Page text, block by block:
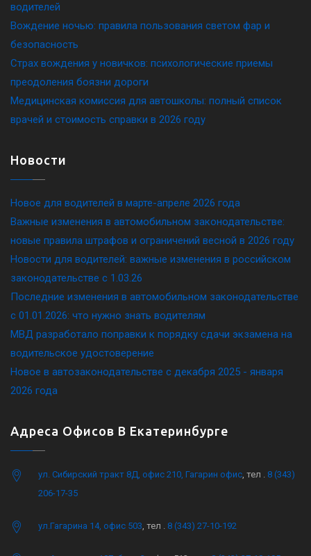
водителей
Вождение ночью: правила пользования светом фар и
безопасность
Страх вождения у новичков: психологические приемы
преодоления боязни дороги
Медицинская комиссия для автошколы: полный список
врачей и стоимость справки в 2026 году
Новости
Новое для водителей в марте-апреле 2026 года
Важные изменения в автомобильном законодательстве:
новые правила штрафов и ограничений весной в 2026 году
Новости для водителей: важные изменения в российском
законодательстве c 1.03.26
Последние изменения в автомобильном законодательстве
c 01.01.2026: что нужно знать водителям
МВД разработало поправки к порядку сдачи экзамена на
водительское удостоверение
Новое в автозаконодательстве с декабря 2025 - января
2026 года
Адреса Офисов В Екатеринбурге
ул. Сибирский тракт 8Д, офис 210, Гагарин офис, тел . 8 (343)
206-17-35
ул.Гагарина 14, офис 503, тел . 8 (343) 27-10-192